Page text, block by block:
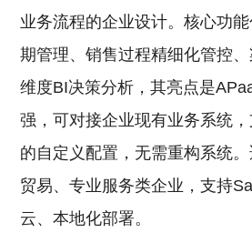
业务流程的企业设计。核心功
期管理、销售过程精细化管控
维度BI决策分析，其亮点是
强，可对接企业现有业务系统
的自定义配置，无需重构系统。
贸易、专业服务类企业，支持
云、本地化部署。